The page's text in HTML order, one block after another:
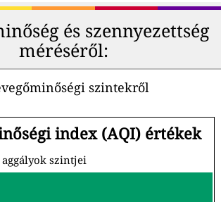
és szennyezettség
méréséről:
szintekről
index (AQI) értékek
aggályok szintjei